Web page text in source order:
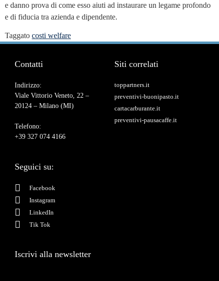
e danno prova di come esso aiuti ad instaurare un legame profondo
e di fiducia tra azienda e dipendente.
Taggato costi welfare
Contatti
Indirizzo:
Viale Vittorio Veneto, 22 –
20124 – Milano (MI)
Telefono:
+39 327 074 4166
Siti correlati
toppartners.it
preventivi-buonipasto.it
cartacarburante.it
preventivi-pausacaffe.it
Seguici su:
Facebook
Instagram
LinkedIn
Tik Tok
Iscrivi alla newsletter